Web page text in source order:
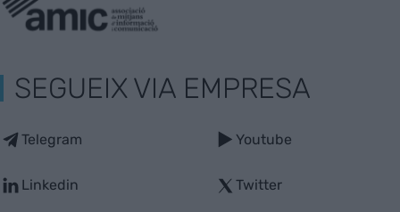
SEGUEIX VIA EMPRESA
Telegram
Linkedin
Youtube
Twitter